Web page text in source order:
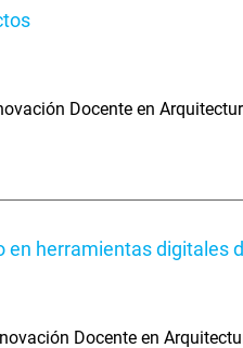
Docente en
en herramientas digitales
Docente en